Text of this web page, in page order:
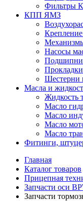
Фильтры
КПП ЯМЗ
Насосы
Шестерни
Масла и
Жидкость
Масло
Масло
Масло
Масло
Фитинги,
Главная
Каталог товаров
Прицепная
Запчасти оси
Запчасти